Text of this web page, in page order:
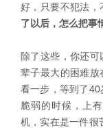
好，只要不犯法，
了以后，怎么把事
除了这些，你还
辈子最大的困难
看一步，等到了
脆弱的时候，上
机，实在是一件很